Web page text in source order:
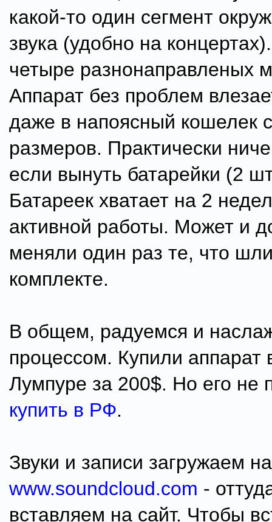
какой-то один сегмент
звука (удобно на
четыре разнонаправленых
Аппарат без проблем
даже в напоясный кошелек
размеров. Практически
если вынуть батарейки (2
Батареек хватает на 2
активной работы. Может и
меняли один раз те, что
комплекте.
В общем, радуемся и
процессом. Купили аппарат
Лумпуре за 200$. Но его не
купить в РФ.
Звуки и записи загружаем
www.soundcloud.com -
вставляем на сайт. Чтобы